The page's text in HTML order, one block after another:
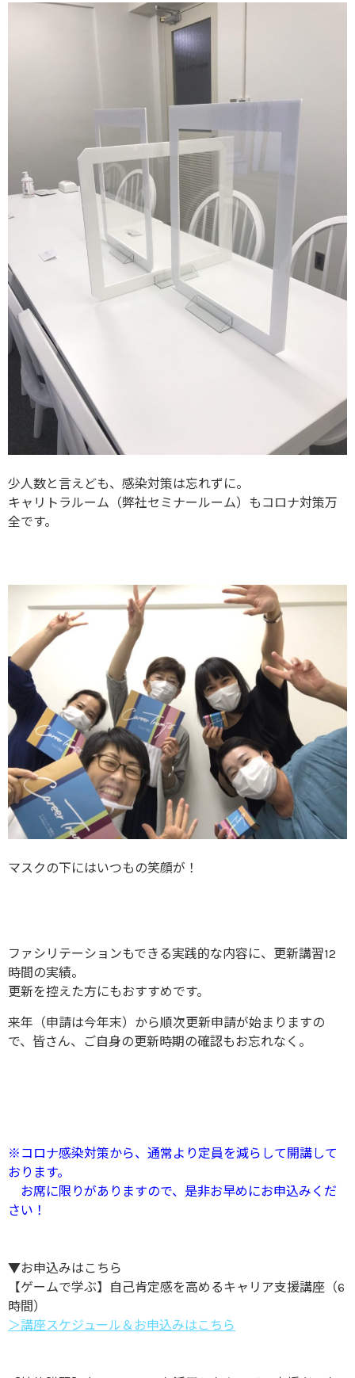
少人数と言えども、感染対策は忘れずに。
キャリトラルーム（弊社セミナールーム）もコロナ対策万
全です。
マスクの下にはいつもの笑顔が！
ファシリテーションもできる実践的な内容に、更新講習12
時間の実績。
更新を控えた方にもおすすめです。
来年（申請は今年末）から順次更新申請が始まりますの
で、皆さん、ご自身の更新時期の確認もお忘れなく。
※コロナ感染対策から、通常より定員を減らして開講して
おります。
お席に限りがありますので、是非お早めにお申込みくだ
さい！
▼お申込みはこちら
【ゲームで学ぶ】自己肯定感を高めるキャリア支援講座（6
時間）
＞講座スケジュール＆お申込みはこちら